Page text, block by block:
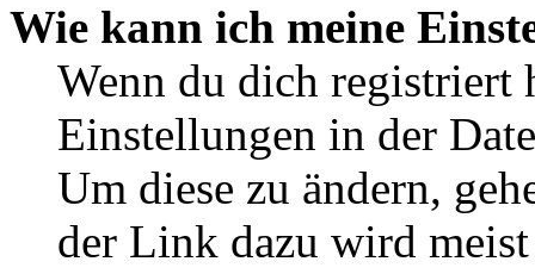
Wie kann ich meine
Wenn du dich registriert
Einstellungen in der
Um diese zu ändern,
der Link dazu wird